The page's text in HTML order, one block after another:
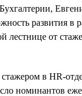
развития в
лестнице от
в HR-
номинантов